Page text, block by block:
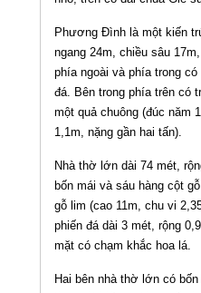
Phương Ðình là một kiến
ngang 24m, chiều sâu
phía ngoài và phía trong
đá. Bên trong phía trên có
một quả chuông (đúc năm
1,1m, nặng gần hai tấn).
Nhà thờ lớn dài 74 mét,
bốn mái và sáu hàng cột
gỗ lim (cao 11m, chu vi
phiến đá dài 3 mét, rộng
mặt có chạm khắc hoa lá.
Hai bên nhà thờ lớn có